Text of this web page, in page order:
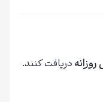
دریافت کنند.